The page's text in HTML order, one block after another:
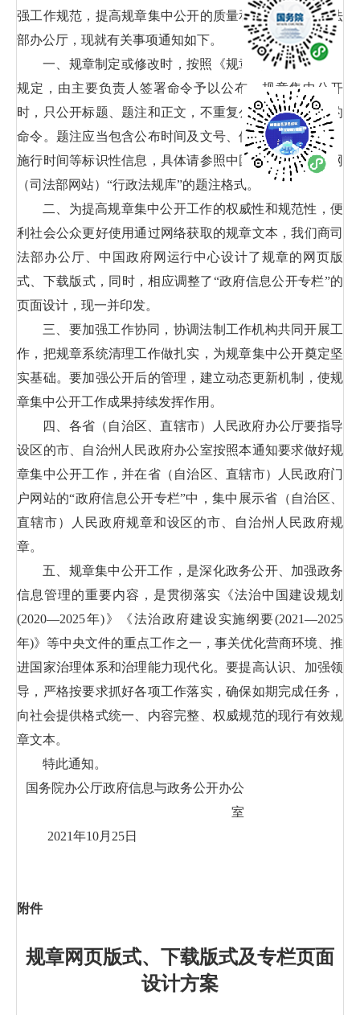
强工作规范，提高规章集中公开的质量和实效，经商司法
部办公厅，现就有关事项通知如下。
一、规章制定或修改时，按照《规章制定程序条例》
规定，由主要负责人签署命令予以公布。规章集中公开
时，只公开标题、题注和正文，不重复公开负责人签署的
命令。题注应当包含公布时间及文号、修订时间及文号、
施行时间等标识性信息，具体请参照中国政府法制信息网
（司法部网站）“行政法规库”的题注格式。
二、为提高规章集中公开工作的权威性和规范性，便
利社会公众更好使用通过网络获取的规章文本，我们商司
法部办公厅、中国政府网运行中心设计了规章的网页版
式、下载版式，同时，相应调整了“政府信息公开专栏”的
页面设计，现一并印发。
三、要加强工作协同，协调法制工作机构共同开展工
作，把规章系统清理工作做扎实，为规章集中公开奠定坚
实基础。要加强公开后的管理，建立动态更新机制，使规
章集中公开工作成果持续发挥作用。
四、各省（自治区、直辖市）人民政府办公厅要指导
设区的市、自治州人民政府办公室按照本通知要求做好规
章集中公开工作，并在省（自治区、直辖市）人民政府门
户网站的“政府信息公开专栏”中，集中展示省（自治区、
直辖市）人民政府规章和设区的市、自治州人民政府规
章。
五、规章集中公开工作，是深化政务公开、加强政务
信息管理的重要内容，是贯彻落实《法治中国建设规划
(2020—2025年)》《法治政府建设实施纲要(2021—2025
年)》等中央文件的重点工作之一，事关优化营商环境、推
进国家治理体系和治理能力现代化。要提高认识、加强领
导，严格按要求抓好各项工作落实，确保如期完成任务，
向社会提供格式统一、内容完整、权威规范的现行有效规
章文本。
特此通知。
国务院办公厅政府信息与政务公开办公
室
2021年10月25日
附件
规章网页版式、下载版式及专栏页面
设计方案